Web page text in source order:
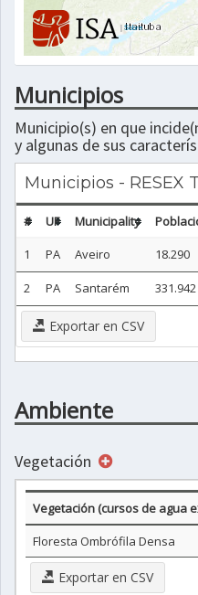
|Sobre
Municipios
Municipio(s) en que
y algunas de sus
Municipios - RESEX
# UF Municipality
1
PA Aveiro 18.290
2 PA Santarém 331.942
Exportar en CSV
Ambiente
Vegetación
Vegetación (cursos de agua
Floresta Ombrófila Densa
Exportar en CSV